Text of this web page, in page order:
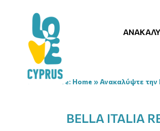
You are here: Home »Ανακαλύψτε
BELLA ITALIA